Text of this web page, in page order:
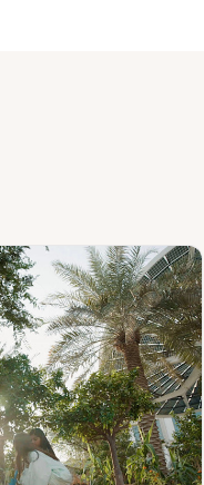
News
:
مدينة
إكسبو
دبي
تبدأ
العد
التنازلي
لانطلاق